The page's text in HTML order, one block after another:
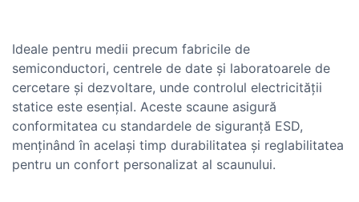
Ideale pentru medii precum fabricile de
semiconductori, centrele de date și laboratoarele de
cercetare și dezvoltare, unde controlul electricității
statice este esențial. Aceste scaune asigură
conformitatea cu standardele de siguranță ESD,
menținând în același timp durabilitatea și reglabilitatea
pentru un confort personalizat al scaunului.